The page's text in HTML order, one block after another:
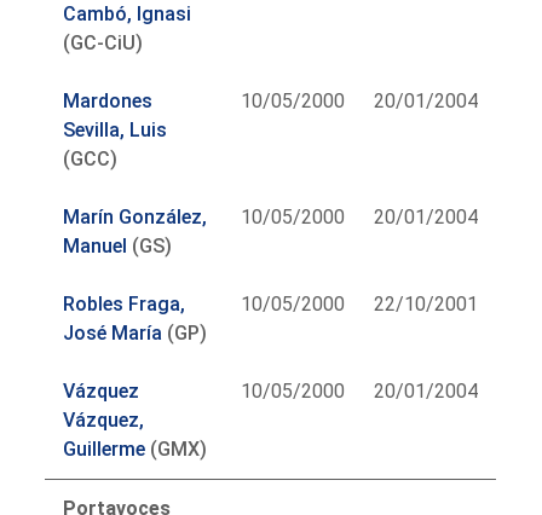
Cambó, Ignasi
(GC-CiU)
Mardones
Sevilla, Luis
(GCC)
10/05/2000 20/01/2004
Marín González,
Manuel (GS)
10/05/2000 20/01/2004
Robles Fraga,
José María (GP)
10/05/2000 22/10/2001
Vázquez
Vázquez,
Guillerme (GMX)
10/05/2000 20/01/2004
Portavoces